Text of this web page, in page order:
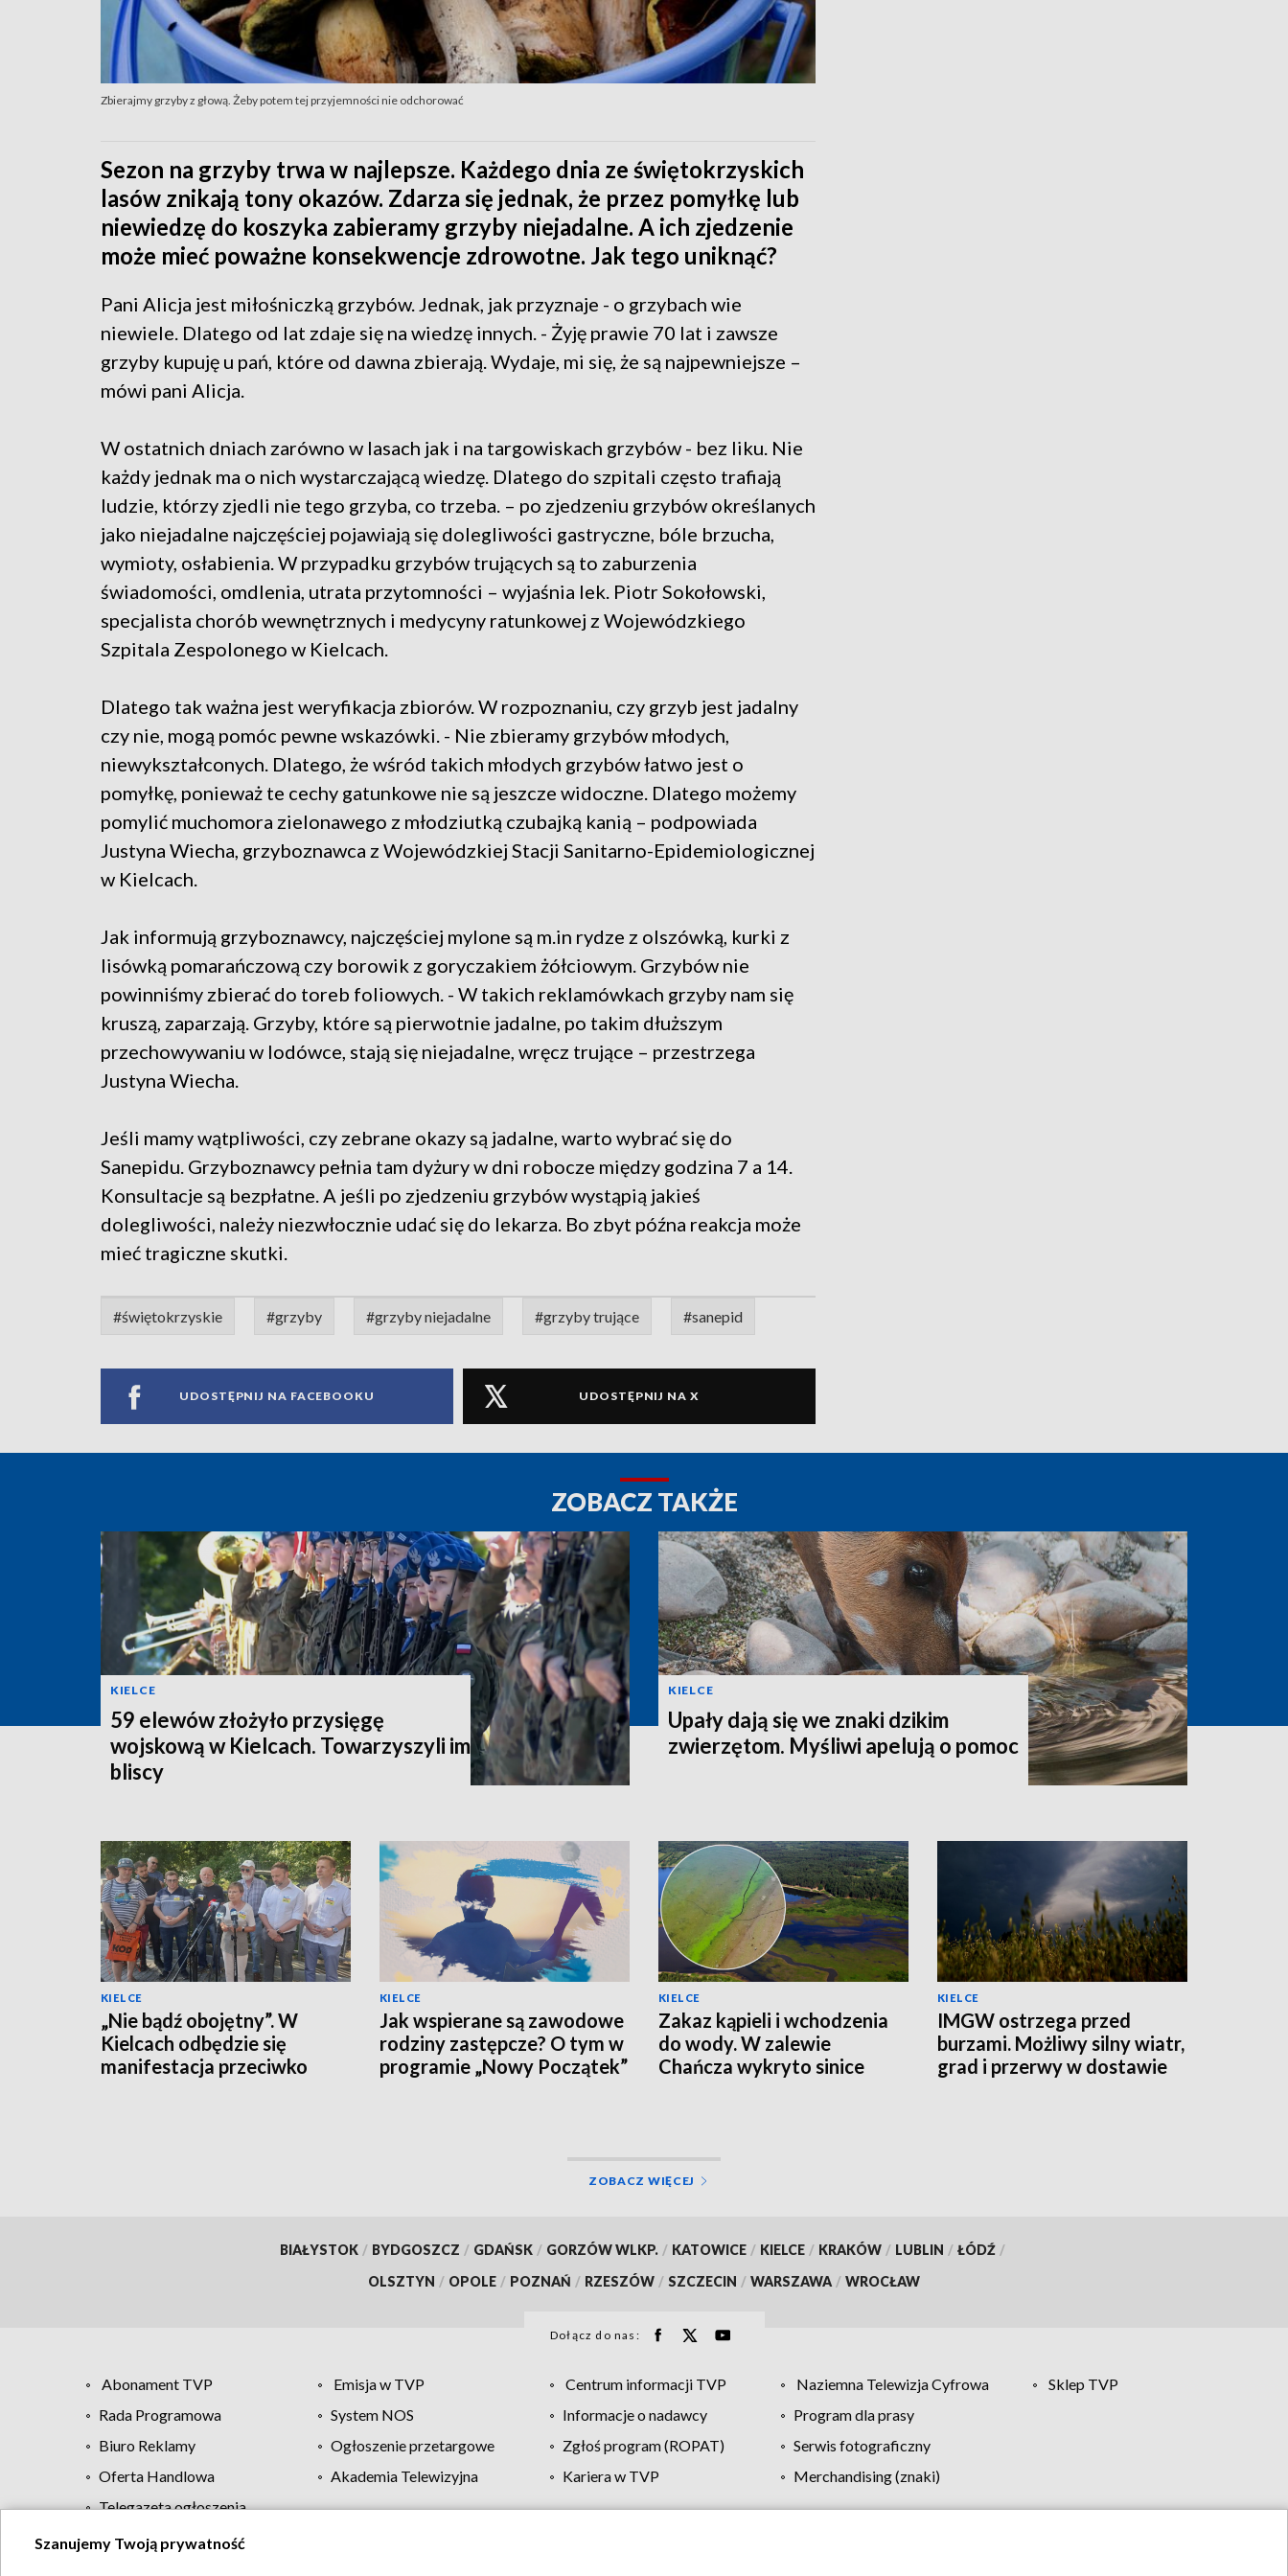
Zbierajmy grzyby z głową. Żeby potem tej przyjemności nie odchorować
Sezon na grzyby trwa w najlepsze. Każdego dnia ze świętokrzyskich
lasów znikają tony okazów. Zdarza się jednak, że przez pomyłkę lub
niewiedzę do koszyka zabieramy grzyby niejadalne. A ich zjedzenie
może mieć poważne konsekwencje zdrowotne. Jak tego uniknąć?
Pani Alicja jest miłośniczką grzybów. Jednak, jak przyznaje - o grzybach wie
niewiele. Dlatego od lat zdaje się na wiedzę innych. - Żyję prawie 70 lat i zawsze
grzyby kupuję u pań, które od dawna zbierają. Wydaje, mi się, że są najpewniejsze –
mówi pani Alicja.
W ostatnich dniach zarówno w lasach jak i na targowiskach grzybów - bez liku. Nie
każdy jednak ma o nich wystarczającą wiedzę. Dlatego do szpitali często trafiają
ludzie, którzy zjedli nie tego grzyba, co trzeba. – po zjedzeniu grzybów określanych
jako niejadalne najczęściej pojawiają się dolegliwości gastryczne, bóle brzucha,
wymioty, osłabienia. W przypadku grzybów trujących są to zaburzenia
świadomości, omdlenia, utrata przytomności – wyjaśnia lek. Piotr Sokołowski,
specjalista chorób wewnętrznych i medycyny ratunkowej z Wojewódzkiego
Szpitala Zespolonego w Kielcach.
Dlatego tak ważna jest weryfikacja zbiorów. W rozpoznaniu, czy grzyb jest jadalny
czy nie, mogą pomóc pewne wskazówki. - Nie zbieramy grzybów młodych,
niewykształconych. Dlatego, że wśród takich młodych grzybów łatwo jest o
pomyłkę, ponieważ te cechy gatunkowe nie są jeszcze widoczne. Dlatego możemy
pomylić muchomora zielonawego z młodziutką czubajką kanią – podpowiada
Justyna Wiecha, grzyboznawca z Wojewódzkiej Stacji Sanitarno-Epidemiologicznej
w Kielcach.
Jak informują grzyboznawcy, najczęściej mylone są m.in rydze z olszówką, kurki z
lisówką pomarańczową czy borowik z goryczakiem żółciowym. Grzybów nie
powinniśmy zbierać do toreb foliowych. - W takich reklamówkach grzyby nam się
kruszą, zaparzają. Grzyby, które są pierwotnie jadalne, po takim dłuższym
przechowywaniu w lodówce, stają się niejadalne, wręcz trujące – przestrzega
Justyna Wiecha.
Jeśli mamy wątpliwości, czy zebrane okazy są jadalne, warto wybrać się do
Sanepidu. Grzyboznawcy pełnia tam dyżury w dni robocze między godzina 7 a 14.
Konsultacje są bezpłatne. A jeśli po zjedzeniu grzybów wystąpią jakieś
dolegliwości, należy niezwłocznie udać się do lekarza. Bo zbyt późna reakcja może
mieć tragiczne skutki.
#świętokrzyskie #grzyby #grzyby niejadalne #grzyby trujące #sanepid
UDOSTĘPNIJ NA FACEBOOKU UDOSTĘPNIJ NA X
ZOBACZ TAKŻE
KIELCE
59 elewów złożyło przysięgę
wojskową w Kielcach. Towarzyszyli im
bliscy
KIELCE
Upały dają się we znaki dzikim
zwierzętom. Myśliwi apelują o pomoc
KIELCE
„Nie bądź obojętny”. W
Kielcach odbędzie się
manifestacja przeciwko
KIELCE
Jak wspierane są zawodowe
rodziny zastępcze? O tym w
programie „Nowy Początek”
KIELCE
Zakaz kąpieli i wchodzenia
do wody. W zalewie
Chańcza wykryto sinice
KIELCE
IMGW ostrzega przed
burzami. Możliwy silny wiatr,
grad i przerwy w dostawie
ZOBACZ WIĘCEJ
BIAŁYSTOK / BYDGOSZCZ / GDAŃSK / GORZÓW WLKP. / KATOWICE / KIELCE / KRAKÓW / LUBLIN / ŁÓDŹ /
OLSZTYN / OPOLE / POZNAŃ / RZESZÓW / SZCZECIN / WARSZAWA / WROCŁAW
Dołącz do nas:
Abonament TVP Emisja w TVP Centrum informacji TVP Naziemna Telewizja Cyfrowa
Sklep TVP
Rada Programowa
System NOS Informacje o nadawcy
Program dla prasy
Biuro Reklamy
Ogłoszenie przetargowe Zgłoś program (ROPAT)
Serwis fotograficzny
Oferta Handlowa
Akademia Telewizyjna Kariera w TVP
Merchandising (znaki)
Telegazeta ogłoszenia
Szanujemy Twoją prywatność